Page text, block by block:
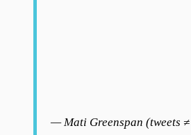
— Mati Greenspan (tweets